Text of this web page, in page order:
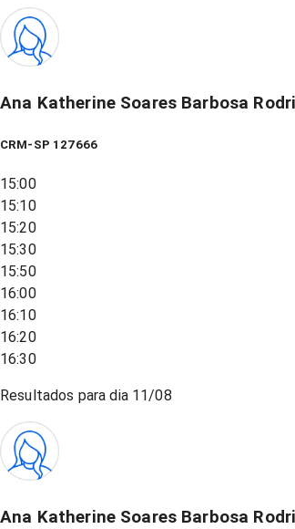
Ana Katherine Soares Barbosa
CRM-SP 127666
15:00
15:10
15:20
15:30
15:50
16:00
16:10
16:20
16:30
Resultados para dia 11/08
Ana Katherine Soares Barbosa